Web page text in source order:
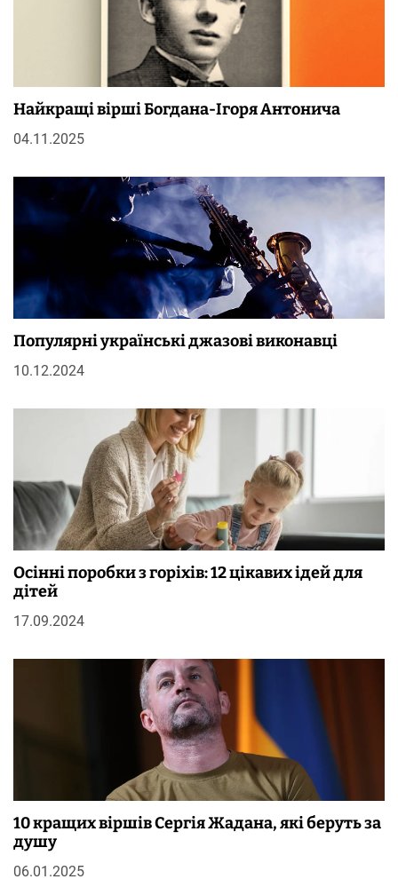
Найкращі вірші Богдана-Ігоря Антонича
04.11.2025
Популярні українські джазові виконавці
10.12.2024
Осінні поробки з горіхів: 12 цікавих ідей для
дітей
17.09.2024
10 кращих віршів Сергія Жадана, які беруть за
душу
06.01.2025